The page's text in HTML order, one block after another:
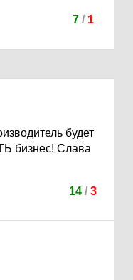
7/ 1
будет
бизнес! Слава
14 / 3